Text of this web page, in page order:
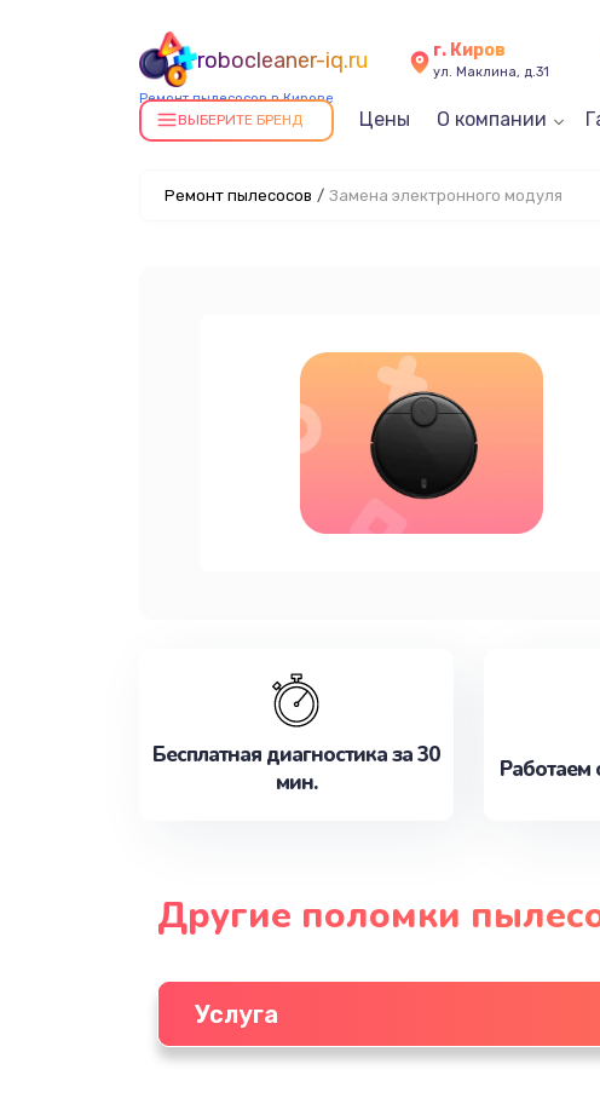
robocleaner-iq.ru
Ремонт пылесосов в Кирове
г. Киров
ул. Маклина, д.31
ВЫБЕРИТЕ БРЕНД Цены О компании
Ремонт пылесосов / Замена электронного модуля
Бесплатная диагностика за 30
мин.
Работаем
Другие поломки
Услуга